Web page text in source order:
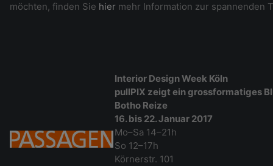
möchten, finden Sie hier mehr Information zur spannenden
Interior Design Week Köln
pullPIX zeigt ein grossformatiges
Botho Reize
16. bis 22. Januar 2017
Mo–Sa 14–21h
So 12–17h
Körnerstr. 101